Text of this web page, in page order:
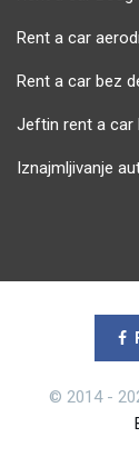
Rent a car
Rent a car bez
Jeftin rent a car
Iznajmljivanje
© 2014 -